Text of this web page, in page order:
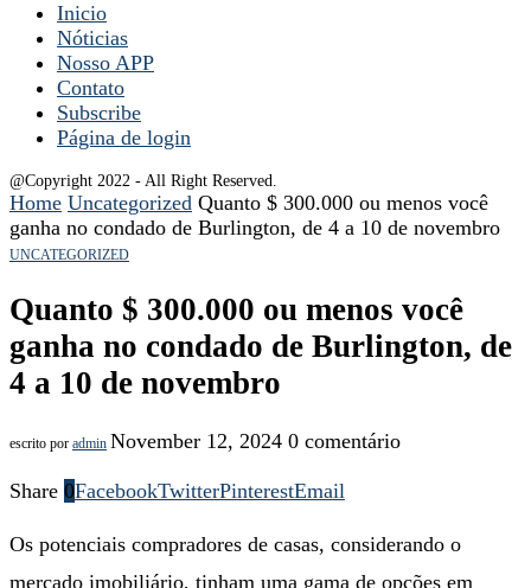
Inicio
Nóticias
Nosso APP
Contato
Subscribe
Página de login
@Copyright 2022 - All Right Reserved.
Home Uncategorized Quanto $ 300.000 ou menos você
ganha no condado de Burlington, de 4 a 10 de novembro
UNCATEGORIZED
Quanto $ 300.000 ou menos você
ganha no condado de Burlington, de
4 a 10 de novembro
escrito por admin November 12, 2024 0 comentário
Share 0FacebookTwitterPinterestEmail
Os potenciais compradores de casas, considerando o
mercado imobiliário, tinham uma gama de opções em